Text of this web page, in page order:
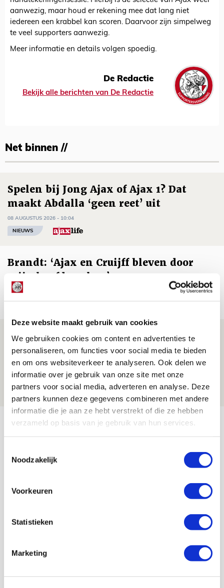
Deze website maakt gebruik van cookies
We gebruiken cookies om content en advertenties te
personaliseren, om functies voor social media te bieden
en om ons websiteverkeer te analyseren. Ook delen we
informatie over je gebruik van onze site met onze
partners voor social media, adverteren en analyse. Deze
partners kunnen deze gegevens combineren met andere
informatie die je aan ze hebt verstrekt of die ze hebben
verzameld op basis van je gebruik van hun services.
Noodzakelijk
Voorkeuren
Statistieken
Marketing
aanwezig, maar houd er rekening mee dat lang niet
iedereen een krabbel kan scoren. Daarvoor zijn simpelweg
te veel supporters aanwezig.
Meer informatie en details volgen spoedig.
De Redactie
Bekijk alle berichten van De Redactie
Net binnen //
Spelen bij Jong Ajax of Ajax 1? Dat
maakt Abdalla ‘geen reet’ uit
08 AUGUSTUS 2026 - 10:04
NIEUWS
Brandt: ‘Ajax en Cruijff bleven door
mijn hoofd spoken’
07 AUGUSTUS 2026 - 20:02
Míchel geeft blessure-update en
spreekt over Godts, Baas en
aanwinsten
07 AUGUSTUS 2026 - 14:13
NIEUWS
Bekijk meer
AGENDA
Selectiedag ballenjongens/-meiden
SEP